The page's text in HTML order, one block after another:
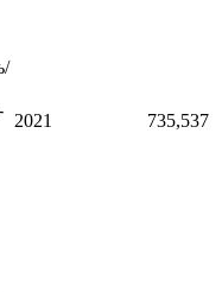
2021 735,537